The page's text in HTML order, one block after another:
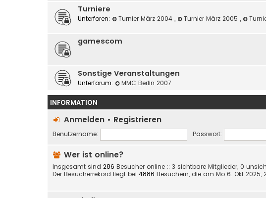
Turniere
Unterforen: Turnier März 2004 , Turnier März 2005 ,
gamescom
Sonstige Veranstaltungen
Unterforum: MMC Berlin 2007
INFORMATION
Anmelden • Registrieren
Benutzername: Passwort:
Wer ist online?
Insgesamt sind 286 Besucher online :: 3 sichtbare Mitglieder, 0
Der Besucherrekord liegt bei 4886 Besuchern, die am Mo 6. Okt 2025,